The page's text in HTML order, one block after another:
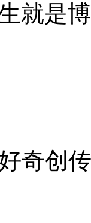
就是博
奇创